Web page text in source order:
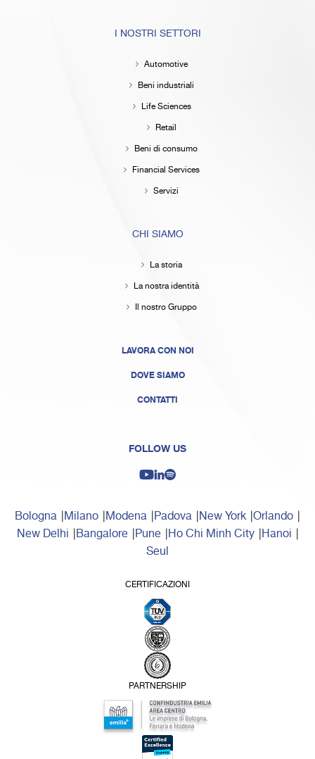
I NOSTRI SETTORI
Automotive
Beni industriali
Life Sciences
Retail
Beni di consumo
Financial Services
Servizi
CHI SIAMO
La storia
La nostra identità
Il nostro Gruppo
LAVORA CON NOI
DOVE SIAMO
CONTATTI
FOLLOW US
Bologna Milano Modena Padova New York Orlando
New Delhi Bangalore Pune Ho Chi Minh City Hanoi
Seul
CERTIFICAZIONI
PARTNERSHIP